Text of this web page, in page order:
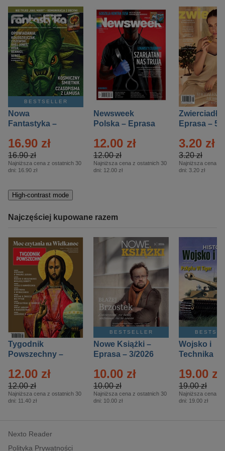
BESTSELLER
Nowa
Fantastyka –
16.90 zł
16.90 zł
Najniższa cena z ostatnich 30
dni: 16.90 zł
Newsweek
Polska – Eprasa
12.00 zł
12.00 zł
Najniższa cena z ostatnich 30
dni: 12.00 zł
Zwierciadło
Eprasa – 5/
3.20 zł
3.20 zł
Najniższa cena z
dni: 3.20 zł
High-contrast mode
Najczęściej kupowane razem
Tygodnik
Powszechny –
12.00 zł
12.00 zł
Najniższa cena z ostatnich 30
dni: 11.40 zł
BESTSELLER
Nowe Książki –
Eprasa – 3/2026
10.00 zł
10.00 zł
Najniższa cena z ostatnich 30
dni: 10.00 zł
Wojsko i
Technika
– 2/2026
19.00 zł
19.00 zł
Najniższa cena z
dni: 19.00 zł
Nexto Reader
Polityka Prywatności